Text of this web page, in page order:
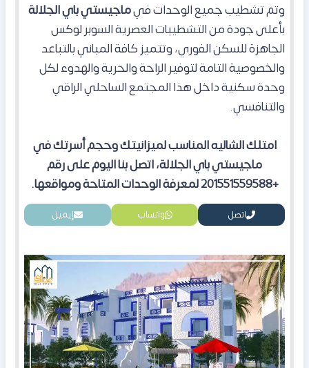
وتم تشطيب جميع الوحدات فيماجيستي باي الجلالة
بأعلى جودة من التشطيبات العصرية السوبر لوكس
الجاهزة للسكن الفوري، وتتميز كافة المباني بالتباعد
والخصوصية التامة لتوفير الراحة والحرية والهدوء لكل
وحدة سكنية داخل هذا المجتمع الساحلي الراقي
والتنافسي.
امتلك الشاليه المناسب لميزانيتك وحجم أسرتك في
ماجيستي باي الجلالة، اتصل بنا اليوم على رقم
+201551559588 لمعرفة الوحدات المتاحة ومواقعها.
اتصل واتساب إيميل